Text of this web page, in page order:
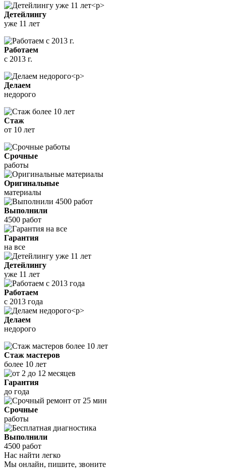
Детейлингу
уже 11 лет
Работаем
с 2013 г.
Делаем
недорого
Стаж
от 10 лет
Срочные
работы
Оригинальные
материалы
Выполнили
4500 работ
Гарантия
на все
Детейлингу
уже 11 лет
Работаем
с 2013 года
Делаем
недорого
Стаж мастеров
более 10 лет
Гарантия
до года
Срочные
работы
Выполнили
4500 работ
Нас найти легко
Мы онлайн, пишите, звоните